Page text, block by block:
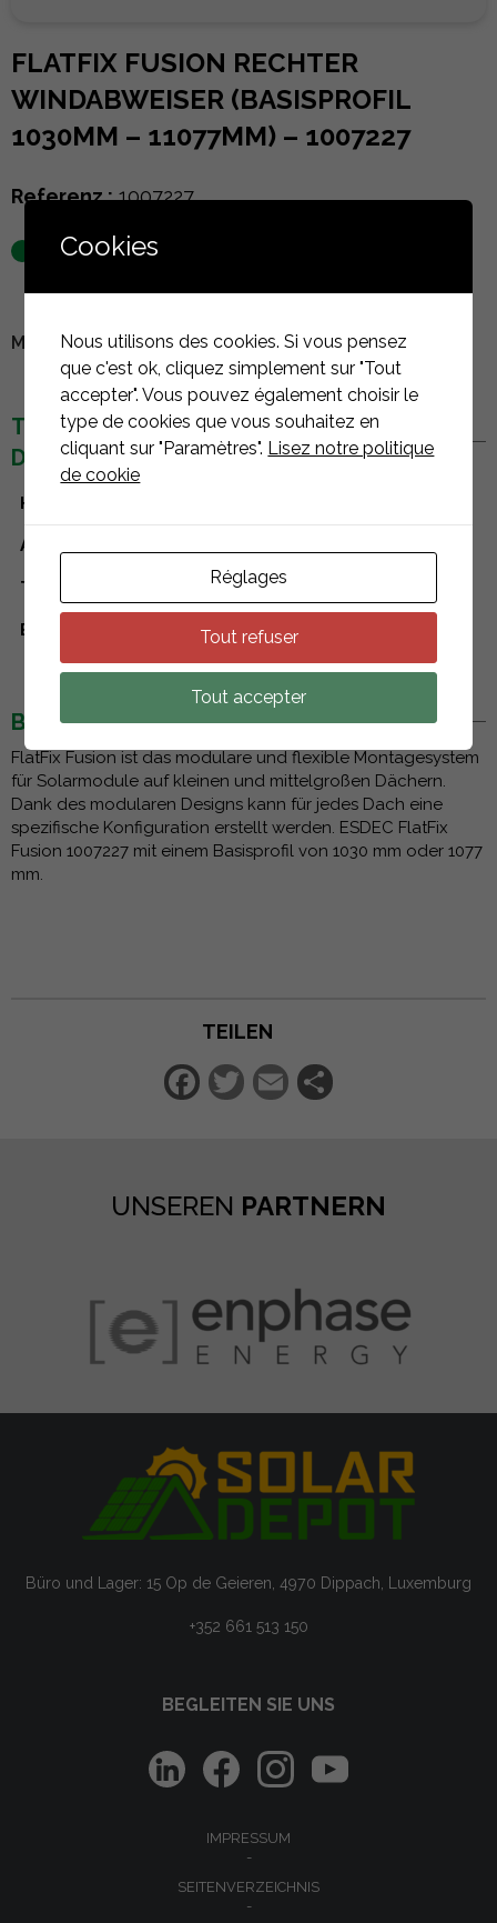
FLATFIX FUSION RECHTER
WINDABWEISER (BASISPROFIL
1030MM – 11077MM) – 1007227
Referenz :1007227
auf Lager
MELDEN SIE SICH AN, UM DEN PREIS ZU SEHEN
TECHNISCHE
DETAILS
Hersteller
Art der Komponente
Type de toiture Dachterrassen
Befestigungssysteme Flat Fix Fusion
BESCHREIBUNG
FlatFix Fusion ist das modulare und flexible Montagesystem
für Solarmodule auf kleinen und mittelgroßen Dächern.
Dank des modularen Designs kann für jedes Dach eine
spezifische Konfiguration erstellt werden. ESDEC FlatFix
Fusion 1007227 mit einem Basisprofil von 1030 mm oder 1077
mm.
TEILEN
Facebook
Twitter
Email
UNSEREN PARTNERN
Büro und Lager: 15 Op de Geieren, 4970 Dippach, Luxemburg
+352 661 513 150
BEGLEITEN SIE UNS
IMPRESSUM
SEITENVERZEICHNIS
Cookies
Nous utilisons des cookies. Si vous pensez
que c'est ok, cliquez simplement sur "Tout
accepter". Vous pouvez également choisir le
type de cookies que vous souhaitez en
cliquant sur "Paramètres". Lisez notre politique
de cookie
Réglages
Tout refuser
Tout accepter